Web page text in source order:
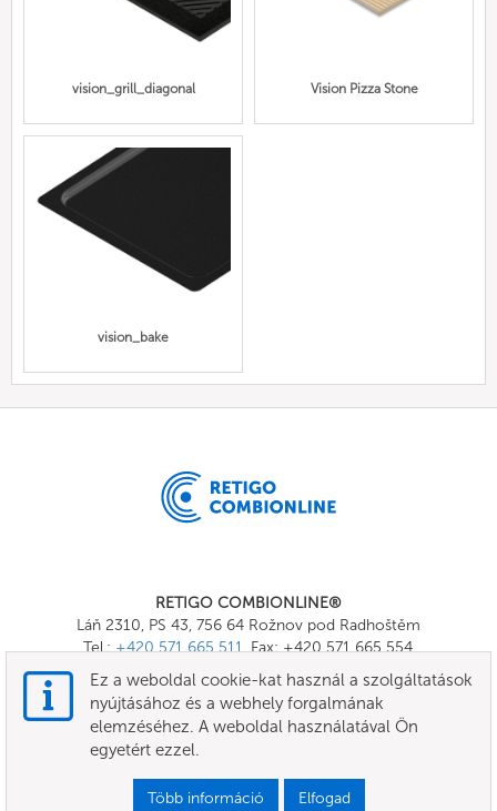
vision_grill_diagonal Vision Pizza Stone
vision_bake
RETIGO COMBIONLINE®
Láň 2310, PS 43, 756 64 Rožnov pod Radhoštěm
Tel.:+420 571 665 511, Fax: +420 571 665 554
E-mail: info@combionline.com
FELHASZNÁLÁSI FELTÉTELEK
Ez a weboldal cookie-kat használ a szolgáltatások
nyújtásához és a webhely forgalmának
elemzéséhez. A weboldal használatával Ön
egyetért ezzel.
Több információ Elfogad